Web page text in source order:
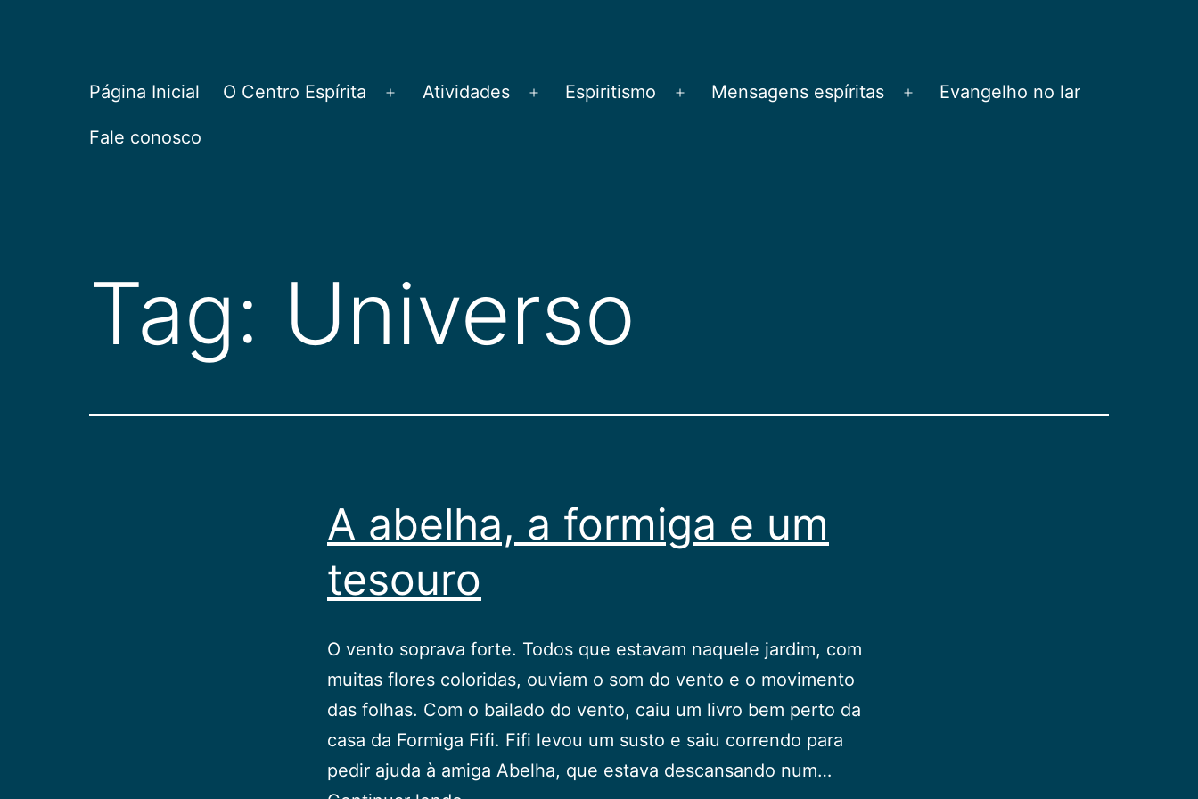
CEPAC
Página Inicial O Centro Espírita
Abrir
Atividades
Abrir
Espiritismo
Abrir
Mensagens espíritas
Abrir
Evangelho no lar
Fale conosco
Tag: Universo
A abelha, a formiga e um
tesouro
O vento soprava forte. Todos que estavam naquele jardim, com
muitas flores coloridas, ouviam o som do vento e o movimento
das folhas. Com o bailado do vento, caiu um livro bem perto da
casa da Formiga Fifi. Fifi levou um susto e saiu correndo para
pedir ajuda à amiga Abelha, que estava descansando num…